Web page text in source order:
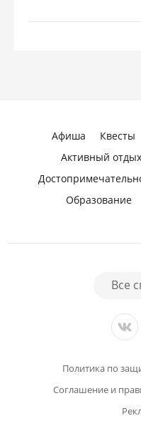
Афиша Квесты
Активный отдых
Образование
Все
Политика по
Соглашение и